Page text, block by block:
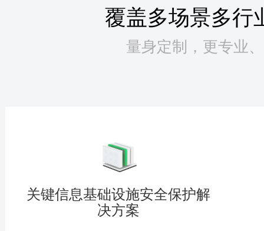
覆盖多场景多行
量身定制，更专业
关键信息基础设施安全保护解
决方案